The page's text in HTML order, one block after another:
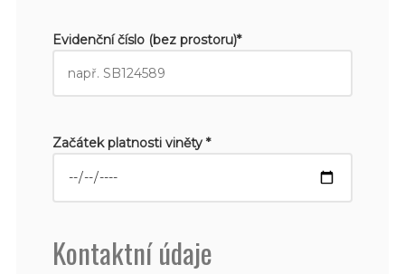
Evidenční číslo (bez prostoru)*
Začátek platnosti viněty *
Kontaktní údaje